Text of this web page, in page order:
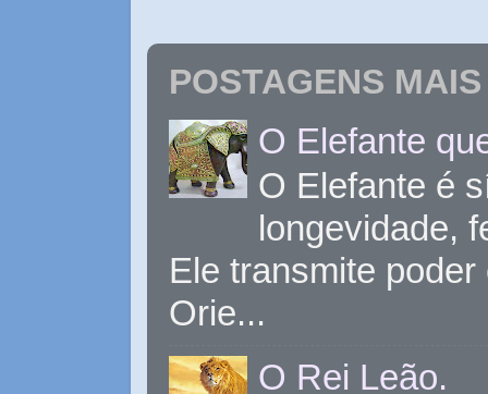
POSTAGENS
O Elefante
O Elefante é
longevidade,
Ele transmite
Orie...
O Rei Leão.